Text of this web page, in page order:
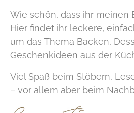
Wie schön, dass ihr meinen
Hier findet ihr leckere,
um das Thema Backen,
Geschenkideen aus der
Viel Spaß beim Stöbern,
– vor allem aber beim